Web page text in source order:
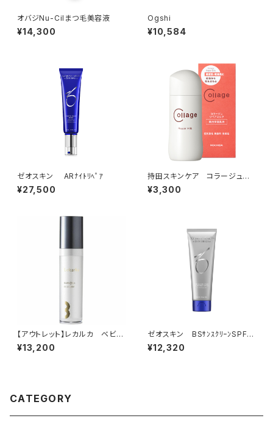
オバジNu-Cilまつ毛美容液
¥14,300
Ogshi
¥10,584
ゼオスキン ARﾅｲﾄﾘﾍﾟｱ
¥27,500
持田スキンケア コラージュ
リペアミルク
¥3,300
【アウトレット】レカルカ ベビー
セルEXクリーム
¥13,200
ゼオスキン BSｻﾝｽｸﾘｰﾝSPF5
0（日焼け止め）
¥12,320
CATEGORY